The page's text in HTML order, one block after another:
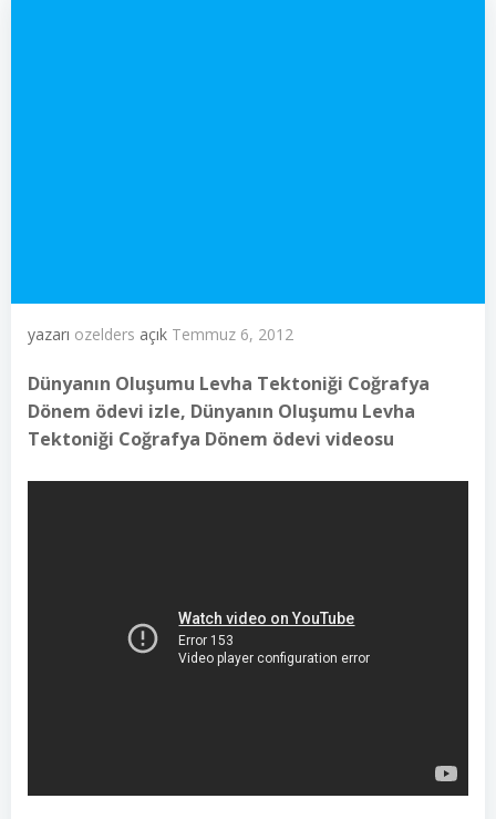
yazarı ozelders açık Temmuz 6, 2012
Dünyanın Oluşumu Levha Tektoniği Coğrafya
Dönem ödevi izle, Dünyanın Oluşumu Levha
Tektoniği Coğrafya Dönem ödevi videosu